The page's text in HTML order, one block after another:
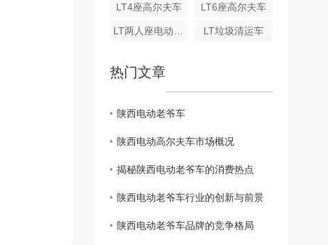
LT4座高尔夫车 LT6座高尔夫车
LT两人座电动货 车 LT垃圾清运车
热门文章
陕西电动老爷车
陕西电动高尔夫车市场概况
揭秘陕西电动老爷车的消费热点
陕西电动老爷车行业的创新与前景
陕西电动老爷车品牌的竞争格局